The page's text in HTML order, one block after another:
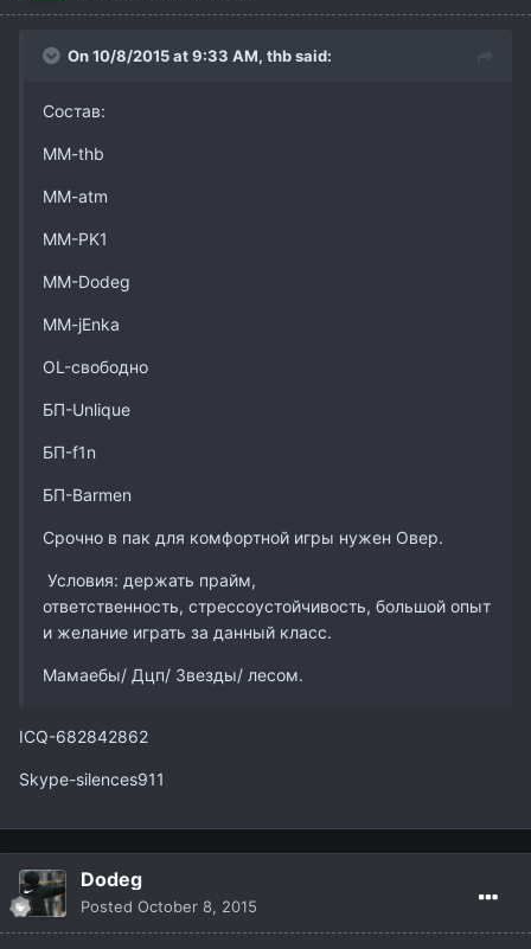
On 10/8/2015 at 9:33 AM, thbsaid:
Состав:
MM-thb
MM-atm
MM-PK1
MM-Dodeg
MM-jEnka
OL-свободно
БП-Unlique
БП-f1n
БП-Barmen
Срочно в пак для комфортной игры нужен Овер.
Условия: держать прайм,
ответственность, стрессоустойчивость, большой опыт
и желание играть за данный класс.
Мамаебы/ Дцп/ Звезды/ лесом.
ICQ-682842862
Skype-silences911
Dodeg
Posted October 8, 2015